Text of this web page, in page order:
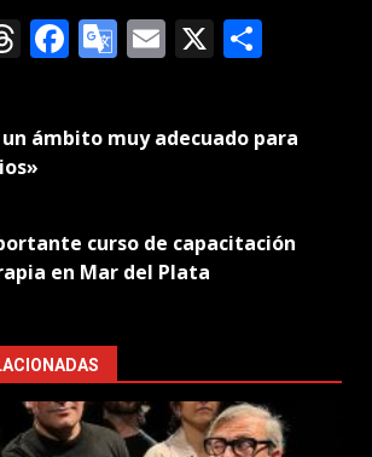
Threads
Facebook
Google
Translate
Email
X
ámbito muy adecuado para
curso de capacitación
en Mar del Plata